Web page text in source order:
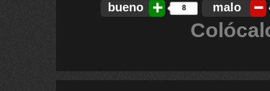
bueno 8 malo